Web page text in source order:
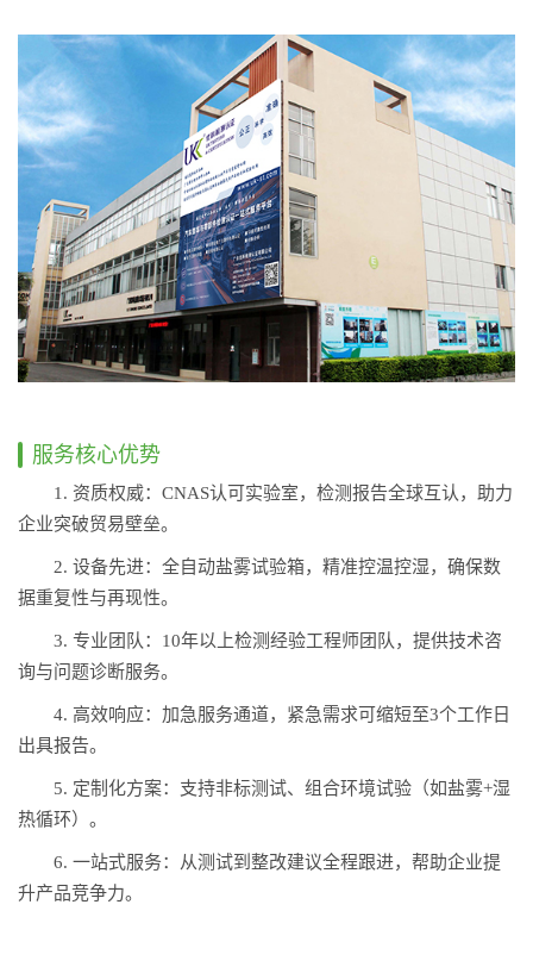
服务核心优势
1. 资质权威：CNAS认可实验室，检测报告全球互认，助力
企业突破贸易壁垒。
2. 设备先进：全自动盐雾试验箱，精准控温控湿，确保数
据重复性与再现性。
3. 专业团队：10年以上检测经验工程师团队，提供技术咨
询与问题诊断服务。
4. 高效响应：加急服务通道，紧急需求可缩短至3个工作日
出具报告。
5. 定制化方案：支持非标测试、组合环境试验（如盐雾+湿
热循环）。
6. 一站式服务：从测试到整改建议全程跟进，帮助企业提
升产品竞争力。